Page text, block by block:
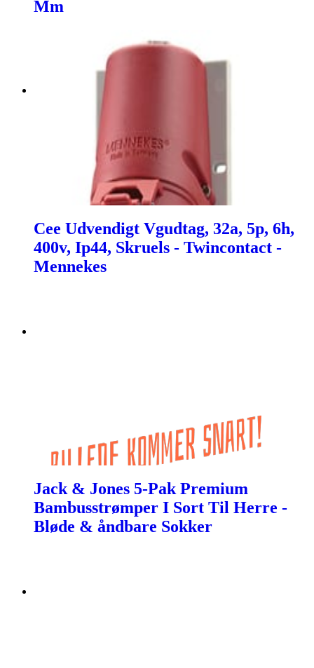
Mm
Cee Udvendigt Vgudtag, 32a, 5p, 6h,
400v, Ip44, Skruels - Twincontact -
Mennekes
Jack & Jones 5-Pak Premium
Bambusstrømper I Sort Til Herre -
Bløde & åndbare Sokker